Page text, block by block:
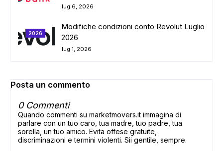
lug 6, 2026
2026
Modifiche condizioni conto Revolut Luglio
2026
lug 1, 2026
Posta un commento
0 Commenti
Quando commenti su marketmovers.it immagina di
parlare con un tuo caro, tua madre, tuo padre, tua
sorella, un tuo amico. Evita offese gratuite,
discriminazioni e termini violenti. Sii gentile, sempre.